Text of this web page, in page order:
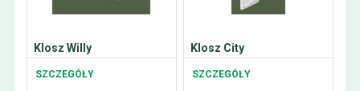
Klosz Willy
SZCZEGÓŁY
Klosz City
SZCZEGÓŁY